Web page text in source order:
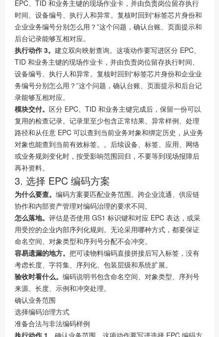
EPC、TID 和业务主键的现场作业卡，并由负责岗位留存执行
时间、设备编号、执行人和异常。复核时回到“标签芯片身份和
企业业务编号分别怎么用？”这个问题，确认台账、页面提示和
后台记录能够互相对应。
执行动作 3。 建立双向映射查询。这项动作要写进区分 EPC、
TID 和业务主键的现场作业卡，并由负责岗位留存执行时间、
设备编号、执行人和异常。复核时回到“标签芯片身份和企业业
务编号分别怎么用？”这个问题，确认台账、页面提示和后台记
录能够互相对应。
模块交付。 区分 EPC、TID 和业务主键完成后，保留一份可以
复用的检查记录。记录里至少包含正常结果、异常样例、处理
路径和从任意 EPC 可以查到当前业务对象和绑定历史，从业务
对象也能查到当前有效标签。。后续设备、标签、应用、网络
或业务规则变化时，按受影响范围回归，不要等到现场报障后
再补资料。
3. 选择 EPC 编码方案
为什么要查。 编码方案要匹配业务范围。跨企业流通、供应链
协作和内部资产管理对编码治理的要求不同。
怎么落地。 评估是否使用 GS1 标识键和对应 EPC 表达，或采
用受控的企业内部序列化规则。无论采用哪种方式，都要保证
命名空间、对象类型和序列号分配不会冲突。
容易遗漏的地方。 把可读物料编码直接拼接后写入标签，没有
考虑长度、字符集、序列化、包装层级和系统扩展。
验收时看什么。 编码说明书包含命名空间、对象类型、序列号
来源、长度、示例和冲突处理。
确认业务范围
选择编码治理方式
准备合法与非法编码样例
执行动作 1。 确认业务范围。这项动作要写进选择 EPC 编码方